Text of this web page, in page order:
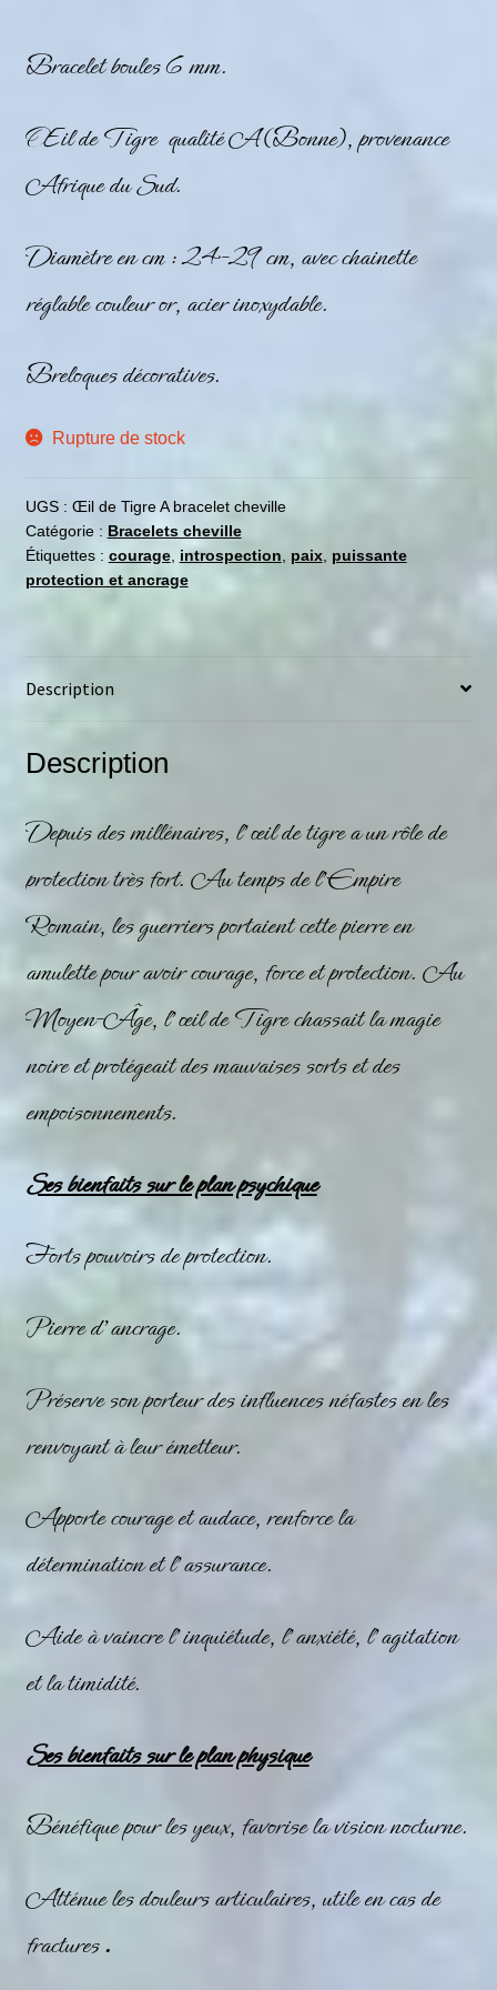
Bracelet boules 6 mm.
Œil de Tigre qualité A (Bonne), provenance
Afrique du Sud.
Diamètre en cm : 24-29 cm, avec chainette
réglable couleur or, acier inoxydable.
Breloques décoratives.
Rupture de stock
UGS : Œil de Tigre A bracelet cheville
Catégorie : Bracelets cheville
Étiquettes : courage, introspection paix, puissante
protection et ancrage
Description
Description
Depuis des millénaires, l’œil de tigre a un rôle de
protection très fort. Au temps de l’Empire
Romain, les guerriers portaient cette pierre en
amulette pour avoir courage, force et protection. Au
Moyen-Âge, l’œil de Tigrechassait la magie
noire et protégeait des mauvaises sorts et des
empoisonnements.
Ses bienfaits sur le plan psychique
Forts pouvoirs de protection.
Pierre d’ancrage.
Préserve son porteur des influences néfastes en les
renvoyant à leur émetteur.
Apporte courage et audace, renforce la
détermination et l’assurance.
Aide à vaincre l’inquiétude, l’anxiété, l’agitation
et la timidité.
Ses bienfaits sur le plan physique
Bénéfique pour les yeux, favorise la vision nocturne.
Atténue les douleurs articulaires, utile en cas de
fractures.